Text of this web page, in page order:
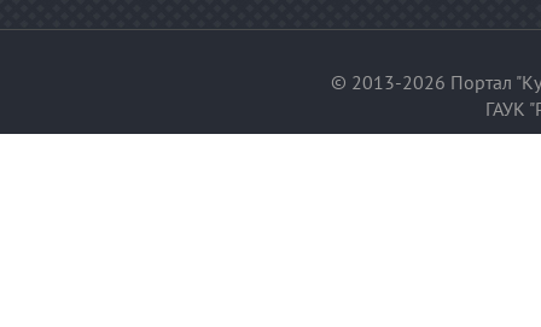
© 2013-2026 Портал
ГАУК